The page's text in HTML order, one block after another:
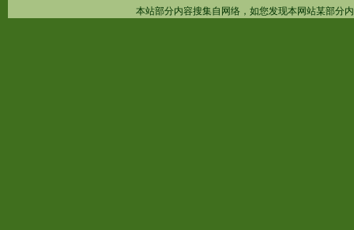
本站部分内容搜集自网络，如您发现本网站某部分